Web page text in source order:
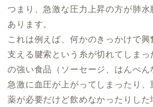
つまり、急激な圧力上昇の方が肺水
あります。
これは例えば、何かのきっかけで興
支える腱索という糸が切れてしまっ
の強い食品（ソーセージ、はんぺん
急激に血圧が上がってしまったり、
薬が必要だけど飲めなかったりした